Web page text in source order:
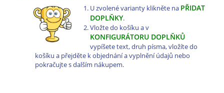
U zvolené varianty klikněte na PŘIDAT
DOPLŇKY.
Vložte do košíku a v
KONFIGURÁTORU DOPLŇKŮ
vypíšete text, druh písma, vložíte do
košíku a přejděte k objednání a vyplnění údajů nebo
pokračujte s dalším nákupem.